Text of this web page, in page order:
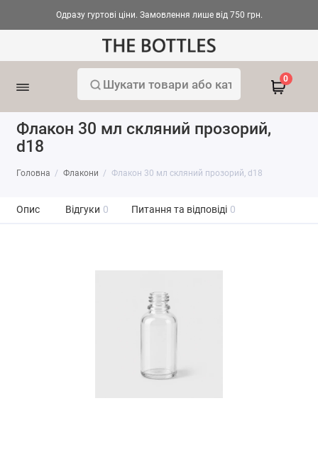
Одразу гуртові ціни. Замовлення лише від 750 грн.
0
Флакон 30 мл скляний прозорий,
d18
Головна Флакони Флакон 30 мл скляний прозорий, d18
Опис Відгуки 0 Питання та відповіді 0